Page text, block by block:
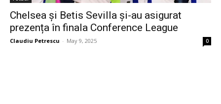
Chelsea și Betis Sevilla și-au asigurat
prezența în finala Conference League
Claudiu Petrescu - May 9, 2025 0